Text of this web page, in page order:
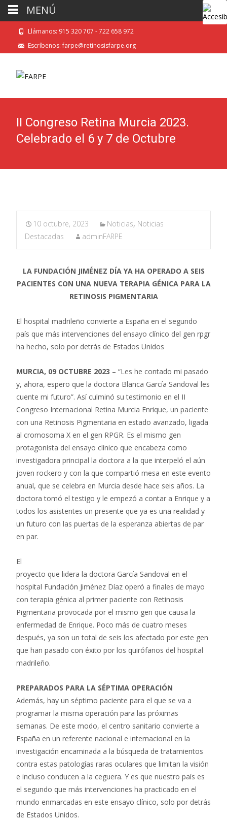
Llámanos: 915 320 707 - 722 658 972
Escríbenos: farpe@retinosisfarpe.org
II Congreso Retina Murcia 2023.
Celebrado el 6 y 7 de Octubre
10 octubre, 2023 Noticias, Noticias
Destacadas
adminFARPE
LA FUNDACIÓN JIMÉNEZ DÍA YA HA OPERADO A SEIS
PACIENTES CON UNA NUEVA TERAPIA GÉNICA PARA LA
RETINOSIS PIGMENTARIA
El hospital madrileño convierte a España en el segundo
país que más intervenciones del ensayo clínico del gen rpgr
ha hecho, solo por detrás de Estados Unidos
MURCIA, 09 OCTUBRE 2023 – “Les he contado mi pasado
y, ahora, espero que la doctora Blanca García Sandoval les
cuente mi futuro”. Así culminó su testimonio en el II
Congreso Internacional Retina Murcia Enrique, un paciente
con una Retinosis Pigmentaria en estado avanzado, ligada
al cromosoma X en el gen RPGR. Es el mismo gen
protagonista del ensayo clínico que encabeza como
investigadora principal la doctora a la que interpeló el aún
joven rockero y con la que compartió mesa en este evento
anual, que se celebra en Murcia desde hace seis años. La
doctora tomó el testigo y le empezó a contar a Enrique y a
todos los asistentes un presente que ya es una realidad y
un futuro con las puertas de la esperanza abiertas de par
en par.
El
proyecto que lidera la doctora García Sandoval en el
hospital Fundación Jiménez Díaz operó a finales de mayo
con terapia génica al primer paciente con Retinosis
Pigmentaria provocada por el mismo gen que causa la
enfermedad de Enrique. Poco más de cuatro meses
después, ya son un total de seis los afectado por este gen
que han pasado con éxito por los quirófanos del hospital
madrileño.
PREPARADOS PARA LA SÉPTIMA OPERACIÓN
Además, hay un séptimo paciente para el que se va a
programar la misma operación para las próximas
semanas. De este modo, el centro sanitario convierte a
España en un referente nacional e internacional en la
investigación encaminada a la búsqueda de tratamientos
contra estas patologías raras oculares que limitan la visión
e incluso conducen a la ceguera. Y es que nuestro país es
el segundo que más intervenciones ha practicado en el
mundo enmarcadas en este ensayo clínico, solo por detrás
de Estados Unidos.
MENÚ